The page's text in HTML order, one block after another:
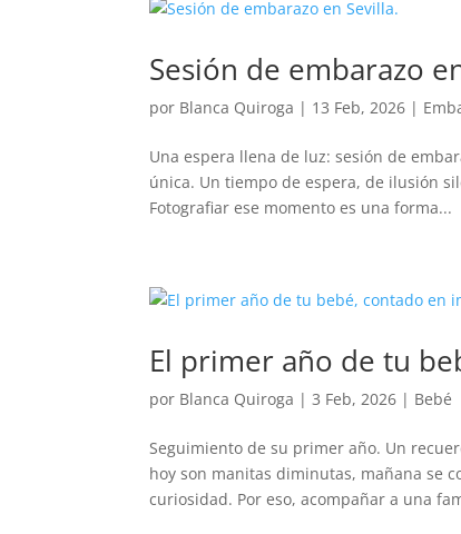
Sesión de embarazo
por Blanca Quiroga | 13 Feb, 2026 |
Una espera llena de luz: sesión de
única. Un tiempo de espera, de ilusión
Fotografiar ese momento es una forma...
El primer año de tu
por Blanca Quiroga |3 Feb, 2026 | Bebé
Seguimiento de su primer año. Un
hoy son manitas diminutas, mañana se
curiosidad. Por eso, acompañar a una